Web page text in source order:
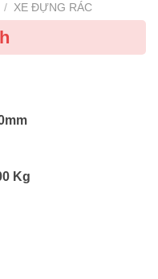
/ XE ĐỰNG RÁC
Kg